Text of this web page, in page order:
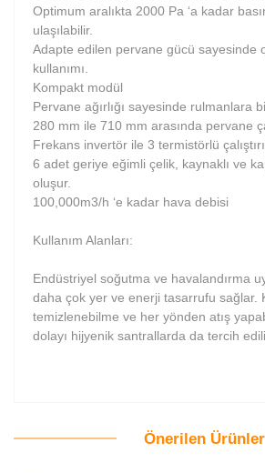
Optimum aralıkta 2000 Pa ‘a kadar
ulaşılabilir.
Adapte edilen pervane gücü sayesinde
kullanımı.
Kompakt modül
Pervane ağırlığı sayesinde rulmanlara
280 mm ile 710 mm arasında pervane
Frekans invertör ile 3 termistörlü
6 adet geriye eğimli çelik, kaynaklı ve
oluşur.
100,000m3/h ‘e kadar hava debisi
Kullanım Alanları:
Endüstriyel soğutma ve havalandırma
daha çok yer ve enerji tasarrufu sağlar.
temizlenebilme ve her yönden atış
dolayı hijyenik santrallarda da tercih
Önerilen Ürünler